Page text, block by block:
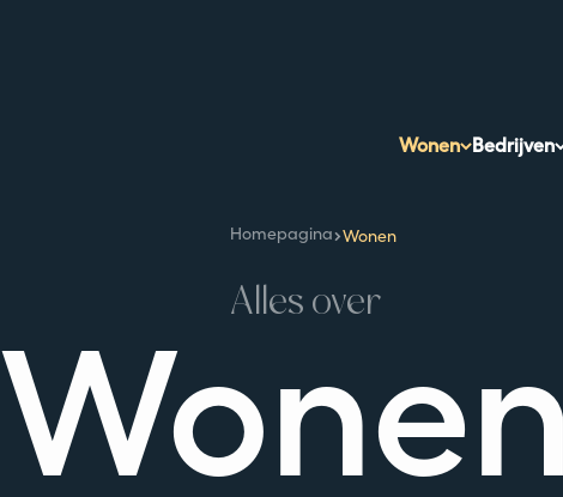
Wonen Bedrijven
Homepagina Wonen
Alles over
Wonen